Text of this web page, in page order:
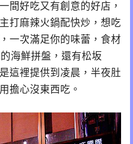
間好吃又有創意的好店，
主打麻辣火鍋配快炒，想吃
一次滿足你的味蕾，食材
海鮮拼盤，還有松坂
這裡提供到凌晨，半夜肚
擔心沒東西吃。